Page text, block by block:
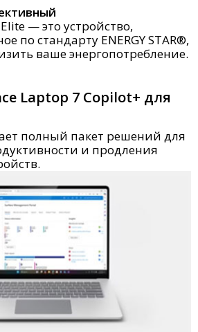
— это устройство,
по стандарту ENERGY STAR®,
ваше энергопотребление.
Laptop 7 Copilot+ для
полный пакет решений для
и продления